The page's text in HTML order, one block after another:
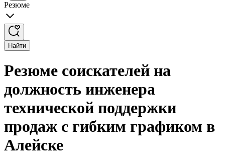
Резюме
Найти
Резюме соискателей на
должность инженера
технической поддержки
продаж с гибким графиком в
Алейске